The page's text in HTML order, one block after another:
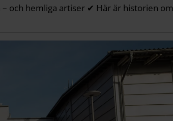
– och hemliga artiser ✔ Här är historien om